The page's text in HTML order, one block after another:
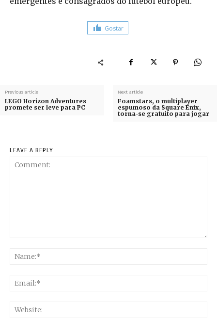
Gostar
Previous article
LEGO Horizon Adventures
promete ser leve para PC
Next article
Foamstars, o multiplayer
espumoso da Square Enix,
torna-se gratuito para jogar
LEAVE A REPLY